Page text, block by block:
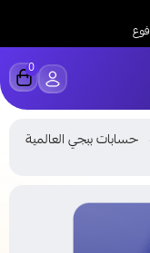
0
حسابات ببجي العالمية